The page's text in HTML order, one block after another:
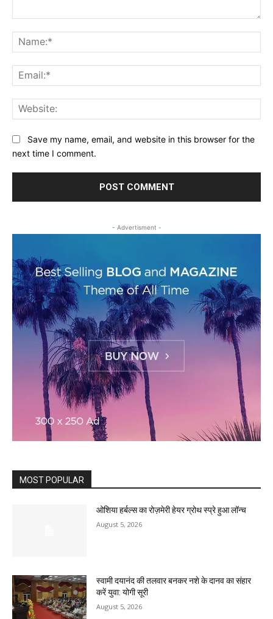
Save my name, email, and website in this browser for the
next time I comment.
- Advertisment -
MOST POPULAR
ओशिया हर्बल्स का रोज़मेरी हेयर ग्रोथ स्प्रे हुआ लॉन्च
August 5, 2026
स्वामी दयानंद की तलवार बनकर नशे के दानव का संहार
करें युवा: योगी सूरी
August 5, 2026